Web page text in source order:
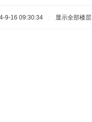
9-16 09:30:34 显示全部楼层